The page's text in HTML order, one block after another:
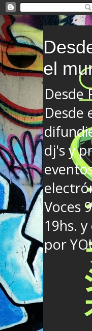
el
Desde
Desde
dj's y
Voces
19hs.
por